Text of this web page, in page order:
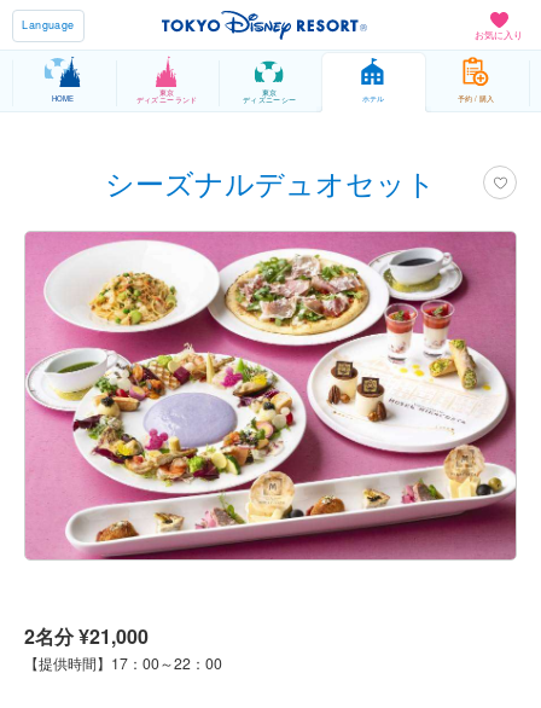
お気に入り
Language
HOME
東京
ディズニーランド
東京
ディズニーシー ホテル 予約 / 購入
シーズナルデュオセット
2名分 ¥21,000
【提供時間】17：00～22：00